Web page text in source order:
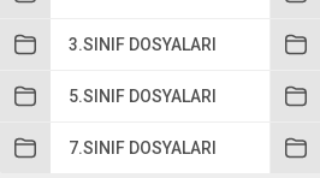
3.SINIF DOSYALARI
5.SINIF DOSYALARI
7.SINIF DOSYALARI